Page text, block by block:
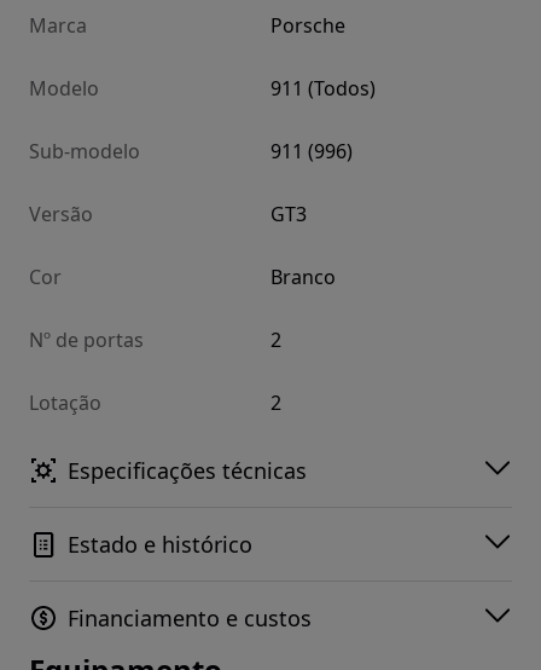
Marca Porsche
Modelo 911 (Todos)
Sub-modelo 911 (996)
Versão GT3
Cor Branco
Nº de portas 2
Lotação 2
Especificações técnicas
Estado e histórico
Financiamento e custos